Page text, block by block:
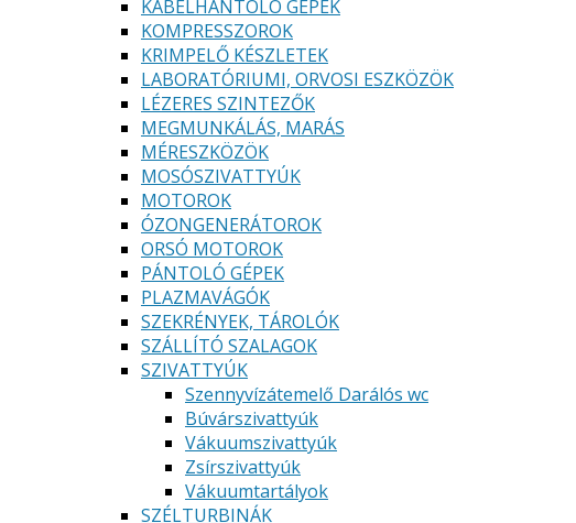
KÁBELHÁNTOLÓ GÉPEK
KOMPRESSZOROK
KRIMPELŐ KÉSZLETEK
LABORATÓRIUMI, ORVOSI ESZKÖZÖK
LÉZERES SZINTEZŐK
MEGMUNKÁLÁS, MARÁS
MÉRESZKÖZÖK
MOSÓSZIVATTYÚK
MOTOROK
ÓZONGENERÁTOROK
ORSÓ MOTOROK
PÁNTOLÓ GÉPEK
PLAZMAVÁGÓK
SZEKRÉNYEK, TÁROLÓK
SZÁLLÍTÓ SZALAGOK
SZIVATTYÚK
Szennyvízátemelő Darálós wc
Búvárszivattyúk
Vákuumszivattyúk
Zsírszivattyúk
Vákuumtartályok
SZÉLTURBINÁK